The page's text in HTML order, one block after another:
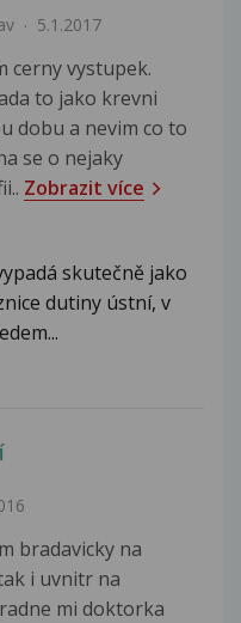
5.1.2017
cerny vystupek.
to jako krevni
dobu a nevim co to
se o nejaky
Zobrazit více
skutečně jako
dutiny ústní, v
bradavicky na
i uvnitr na
mi doktorka